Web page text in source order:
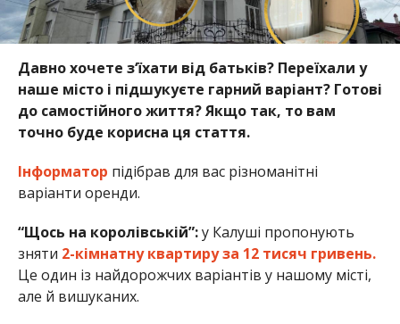
Давно хочете з‘їхати від батьків? Переїхали у
наше місто і підшукуєте гарний варіант? Готові
до самостійного життя? Якщо так, то вам
точно буде корисна ця стаття.
Інформатор підібрав для вас різноманітні
варіанти оренди.
“Щось на королівській”:у Калуші пропонують
зняти 2-кімнатну квартиру за 12 тисяч гривень.
Це один із найдорожчих варіантів у нашому місті,
але й вишуканих.